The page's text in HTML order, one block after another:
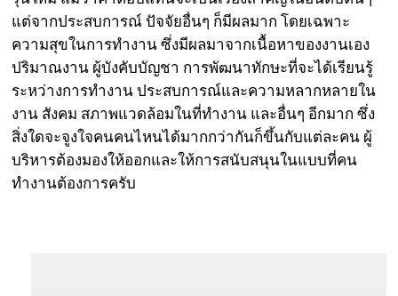
แต่จากประสบการณ์ ปัจจัยอื่นๆ ก็มีผลมาก โดยเฉพาะ
ความสุขในการทำงาน ซึ่งมีผลมาจากเนื้อหาของงานเอง
ปริมาณงาน ผู้บังคับบัญชา การพัฒนาทักษะที่จะได้เรียนรู้
ระหว่างการทำงาน ประสบการณ์และความหลากหลายใน
งาน สังคม สภาพแวดล้อมในที่ทำงาน และอื่นๆ อีกมาก ซึ่ง
สิ่งใดจะจูงใจคนคนไหนได้มากกว่ากันก็ขึ้นกับแต่ละคน ผู้
บริหารต้องมองให้ออกและให้การสนับสนุนในแบบที่คน
ทำงานต้องการครับ